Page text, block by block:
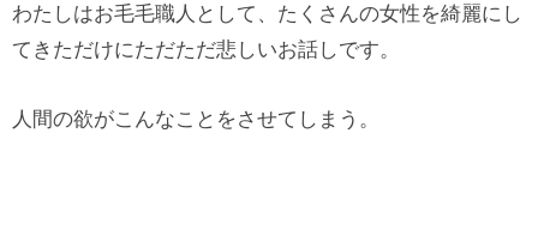
わたしはお毛毛職人として、たくさんの女性を綺麗にし
てきただけにただただ悲しいお話しです。
人間の欲がこんなことをさせてしまう。